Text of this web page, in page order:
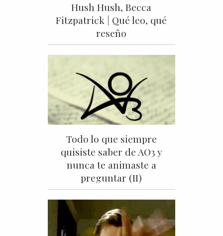
Hush Hush, Becca
Fitzpatrick | Qué leo, qué
reseño
Todo lo que siempre
quisiste saber de AO3 y
nunca te animaste a
preguntar (II)